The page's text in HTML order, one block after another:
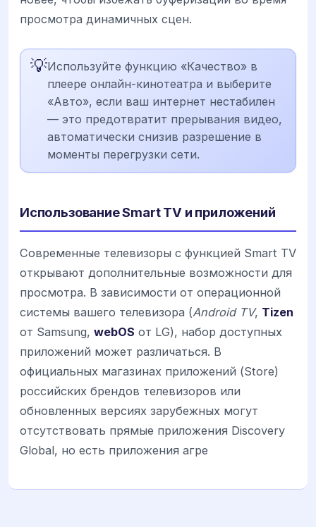
просмотра динамичных сцен.
💡Используйте функцию «Качество» в
плеере онлайн-кинотеатра и выберите
«Авто», если ваш интернет нестабилен
— это предотвратит прерывания видео,
автоматически снизив разрешение в
моменты перегрузки сети.
Использование Smart TV и приложений
Современные телевизоры с функцией Smart TV
открывают дополнительные возможности для
просмотра. В зависимости от операционной
системы вашего телевизора (Android TV, Tizen
от Samsung, webOS от LG), набор доступных
приложений может различаться. В
официальных магазинах приложений (Store)
российских брендов телевизоров или
обновленных версиях зарубежных могут
отсутствовать прямые приложения Discovery
Global, но есть приложения агре